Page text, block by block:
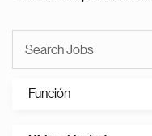
Función